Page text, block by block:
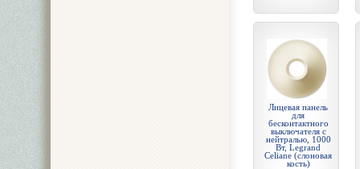
Лицевая панель
для
бесконтактного
выключателя с
нейтралью, 1000
Вт, Legrand
Celiane (слоновая
кость)